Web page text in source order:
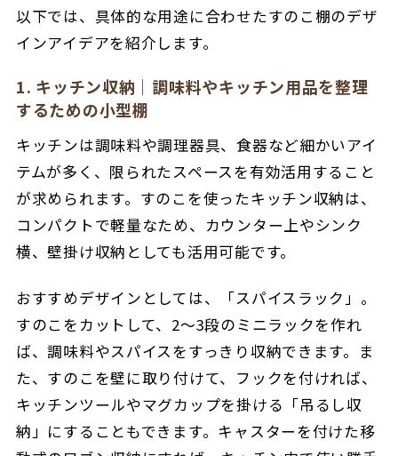
以下では、具体的な用途に合わせたすのこ棚のデザ
インアイデアを紹介します。
1. キッチン収納｜調味料やキッチン用品を整理
するための小型棚
キッチンは調味料や調理器具、食器など細かいアイ
テムが多く、限られたスペースを有効活用すること
が求められます。すのこを使ったキッチン収納は、
コンパクトで軽量なため、カウンター上やシンク
横、壁掛け収納としても活用可能です。
おすすめデザインとしては、「スパイスラック」。
すのこをカットして、2～3段のミニラックを作れ
ば、調味料やスパイスをすっきり収納できます。ま
た、 すのこを壁に取り付けて、フックを付ければ、
キッチンツールやマグカップを掛ける 「吊るし収
納」にすることもできます。 キャスターを付けた移